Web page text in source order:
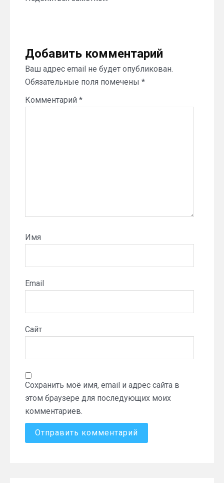
Добавить комментарий
Ваш адрес email не будет опубликован.
Обязательные поля помечены *
Комментарий *
Имя
Email
Сайт
Сохранить моё имя, email и адрес сайта в
этом браузере для последующих моих
комментариев.